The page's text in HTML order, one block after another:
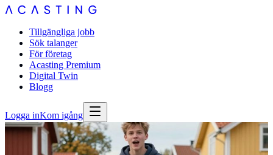
Tillgängliga jobb
Sök talanger
För företag
Acasting Premium
Digital Twin
Blogg
Logga inKom igång